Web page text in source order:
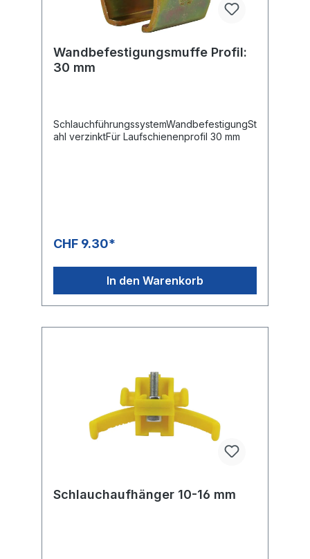
Wandbefestigungsmuffe Profil:
30 mm
SchlauchführungssystemWandbefestigungSt
ahl verzinktFür Laufschienenprofil 30 mm
CHF 9.30*
In den Warenkorb
Schlauchaufhänger 10-16 mm